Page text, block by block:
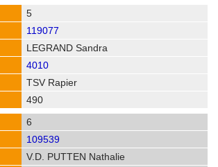
5
119077
LEGRAND Sandra
4010
TSV Rapier
490
6
109539
V.D. PUTTEN Nathalie